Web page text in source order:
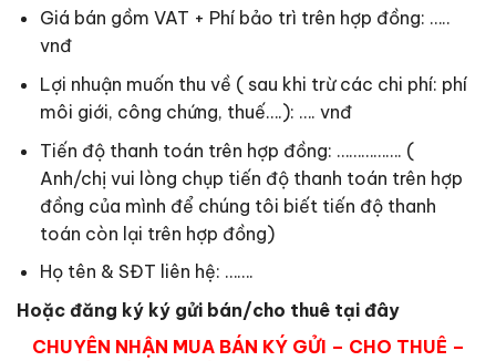
Giá bán gồm VAT + Phí bảo trì trên hợp đồng: …..
vnđ
Lợi nhuận muốn thu về ( sau khi trừ các chi phí: phí
môi giới, công chứng, thuế….): …. vnđ
Tiến độ thanh toán trên hợp đồng: ……………. (
Anh/chị vui lòng chụp tiến độ thanh toán trên hợp
đồng của mình để chúng tôi biết tiến độ thanh
toán còn lại trên hợp đồng)
Họ tên & SĐT liên hệ: …….
Hoặc đăng ký ký gửi bán/cho thuê tại đây
CHUYÊN NHẬN MUA BÁN KÝ GỬI – CHO THUÊ –